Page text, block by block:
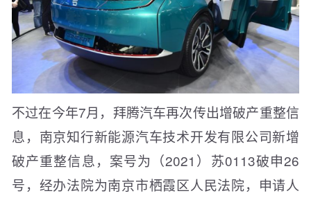
不过在今年7月，拜腾汽车再次传出增破产重整信
息，南京知行新能源汽车技术开发有限公司新增
破产重整信息，案号为（2021）苏0113破申26
号，经办法院为南京市栖霞区人民法院，申请人